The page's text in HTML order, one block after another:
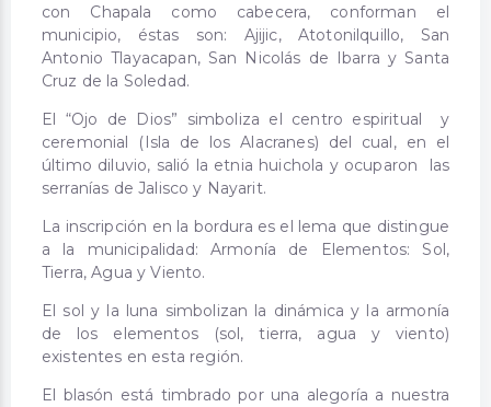
con Chapala como cabecera, conforman el
municipio, éstas son: Ajijic, Atotonilquillo, San
Antonio Tlayacapan, San Nicolás de Ibarra y Santa
Cruz de la Soledad.
El “Ojo de Dios” simboliza el centro espiritual y
ceremonial (Isla de los Alacranes) del cual, en el
último diluvio, salió la etnia huichola y ocuparon las
serranías de Jalisco y Nayarit.
La inscripción en la bordura es el lema que distingue
a la municipalidad: Armonía de Elementos: Sol,
Tierra, Agua y Viento.
El sol y la luna simbolizan la dinámica y la armonía
de los elementos (sol, tierra, agua y viento)
existentes en esta región.
El blasón está timbrado por una alegoría a nuestra